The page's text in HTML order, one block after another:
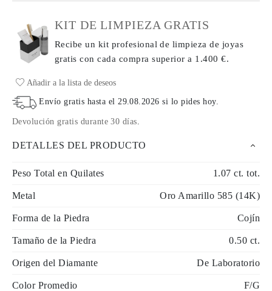
KIT DE LIMPIEZA GRATIS
Recibe un kit profesional de limpieza de joyas
gratis con cada comprasuperior a 1.400 €.
Añadir a la lista de deseos
Envío gratis hasta el 29.08.2026 si lo pides hoy.
Devolución gratis durante 30 días
DETALLES DEL PRODUCTO
Peso Total en Quilates 1.07 ct. tot.
Metal Oro Amarillo 585 (14K)
Forma de la Piedra Cojín
Tamaño de la Piedra 0.50 ct.
Origen del Diamante De Laboratorio
Color Promedio F/G